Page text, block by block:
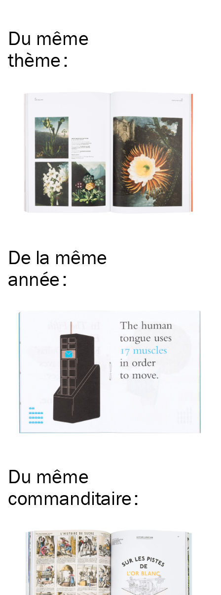
Du même
thème:
De la même
année:
Du même
commanditaire: